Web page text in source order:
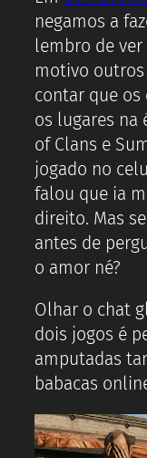
negamos a
lembro de
motivo outros
contar que os
os lugares na
of Clans e
jogado no
falou que ia
direito. Mas
antes de
o amor né?
Olhar o chat
dois jogos é
amputadas
babacas